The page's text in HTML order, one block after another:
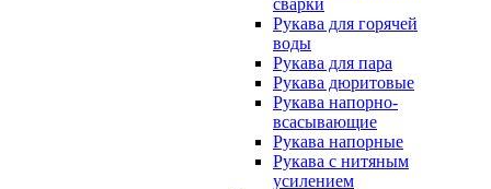
сварки
Рукава для горячей
воды
Рукава для пара
Рукава дюритовые
Рукава напорно-
всасывающие
Рукава напорные
Рукава с нитяным
усилением